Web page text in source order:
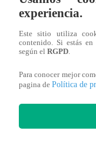
más unidas que
experiencia.
Este sitio utiliza
contenido. Si estás en
según el RGPD
Para conocer mejor
pagina de Política de